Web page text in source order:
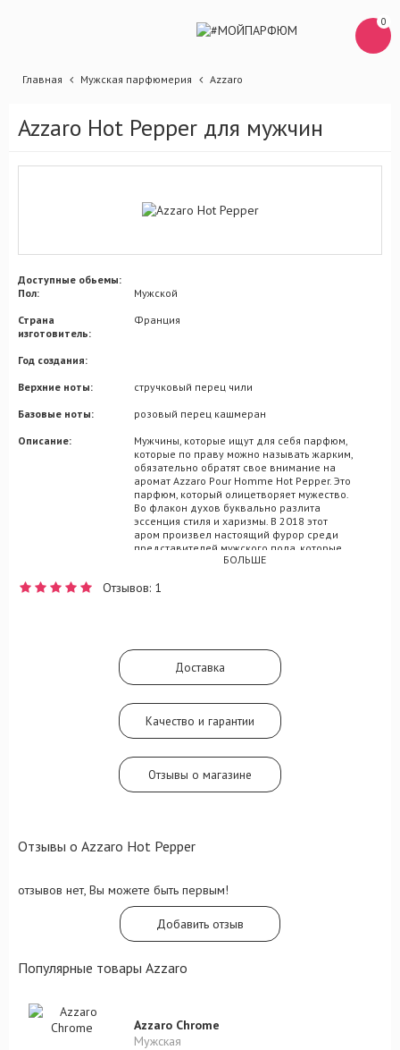
0
Главная Мужская парфюмерия Azzaro
Azzaro Hot Pepper для мужчин
Доступные обьемы:
Пол:
Мужской
Страна
изготовитель:
Франция
Год создания:
Верхние ноты:
стручковый перец чили
Базовые ноты:
розовый перец кашмеран
Описание:
Мужчины, которые ищут для себя парфюм,
которые по праву можно называть жарким,
обязательно обратят свое внимание на
аромат Azzaro Pour Homme Hot Pepper. Это
парфюм, который олицетворяет мужество.
Во флакон духов буквально разлита
эссенция стиля и харизмы. В 2018 этот
аром произвел настоящий фурор среди
представителей мужского пола, которые
во главу угла ставят смелость и
идет вместе с сильной личностью в одном
парфюма. В базе заключены древесные
ноты кашмерана, отвечающего за
изысканность. Шлейф играет тонами
великолепно завершают образ истинного
джентельмена.
БОЛЬШЕ
Отзывов: 1
Доставка
Качество и гарантии
Отзывы о магазине
Отзывы о Azzaro Hot Pepper
отзывов нет, Вы можете быть первым!
Добавить отзыв
Популярные товары Azzaro
Azzaro Chrome
Мужская